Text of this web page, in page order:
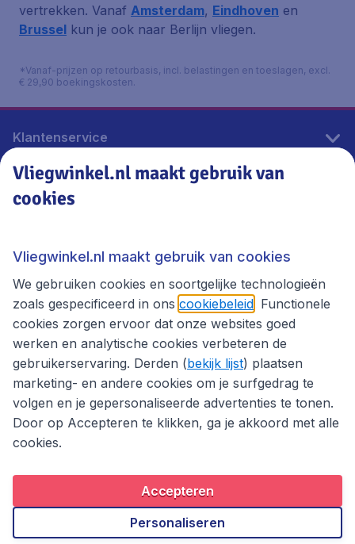
vertrekken. Vanaf Amsterdam, Eindhoven en
Brussel kun je ook naar Berlijn vliegen.
*Vanaf-prijzen op retourbasis, incl. belastingen en toeslagen, excl.
€ 29,90 boekingskosten.
Klantenservice
Vliegwinkel.nl
Thema's
Privacybeleid
Copyright © 2026
Vliegwinkel.nl maakt gebruik van
cookies
Vliegwinkel.nl maakt gebruik van cookies
We gebruiken cookies en soortgelijke technologieën
zoals gespecificeerd in ons cookiebeleid . Functionele
cookies zorgen ervoor dat onze websites goed
werken en analytische cookies verbeteren de
gebruikerservaring. Derden (bekijk lijst) plaatsen
marketing- en andere cookies om je surfgedrag te
volgen en je gepersonaliseerde advertenties te tonen.
Door op Accepteren te klikken, ga je akkoord met alle
cookies.
Accepteren
Personaliseren